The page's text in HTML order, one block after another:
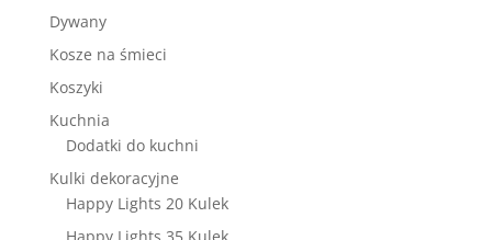
Dywany
Kosze na śmieci
Koszyki
Kuchnia
Dodatki do kuchni
Kulki dekoracyjne
Happy Lights 20 Kulek
Happy Lights 35 Kulek